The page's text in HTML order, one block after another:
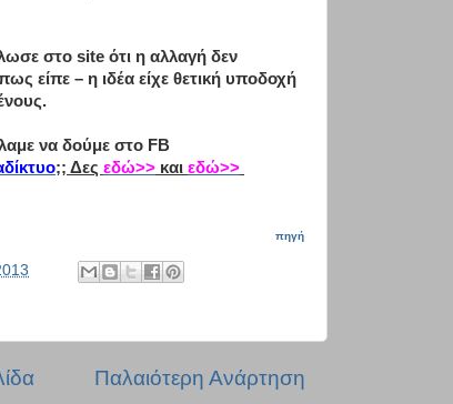
στο site ότι η αλλαγή δεν
είπε – η ιδέα είχε θετική υποδοχή
να δούμε στο FB
;; Δες εδώ>> και εδώ>>
πηγή
Παλαιότερη Ανάρτηση